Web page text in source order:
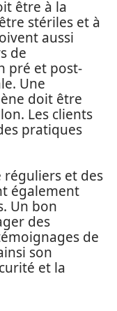
être à la
stériles et à
aussi
de
pré et post-
Une
doit être
Les clients
pratiques
réguliers et des
également
Un bon
des
de
son
et la